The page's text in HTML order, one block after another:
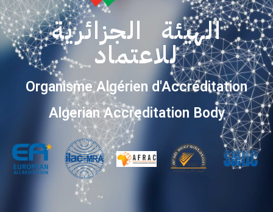
الهيئة الجزائرية
للاعتماد
Organisme Algérien d'Accréditation
Algerian Accreditation Body